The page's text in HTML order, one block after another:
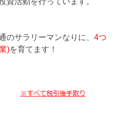
のサラリーマンなりに、4つ
)を育てます！